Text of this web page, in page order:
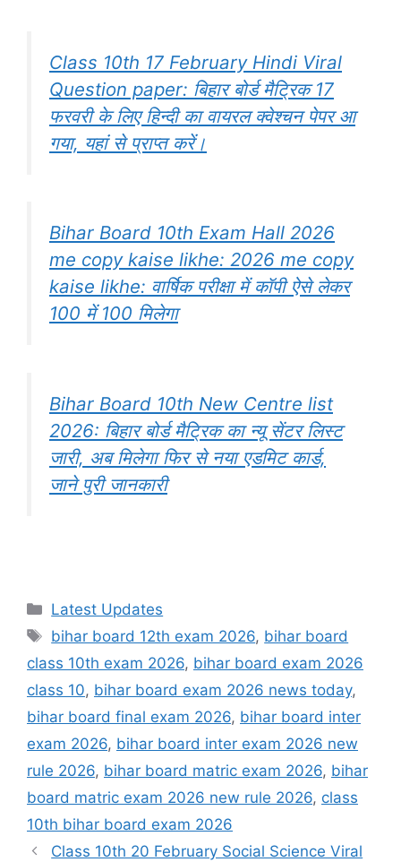
Class 10th 17 February Hindi Viral
Question paper: बिहार बोर्ड मैट्रिक 17
फरवरी के लिए हिन्दी का वायरल क्वेश्चन पेपर आ
गया, यहां से प्राप्त करें।
Bihar Board 10th Exam Hall 2026
me copy kaise likhe: 2026 me copy
kaise likhe: वार्षिक परीक्षा में कॉपी ऐसे लेकर
100 में 100 मिलेगा
Bihar Board 10th New Centre list
2026: बिहार बोर्ड मैट्रिक का न्यू सेंटर लिस्ट
जारी, अब मिलेगा फिर से नया एडमिट कार्ड,
जाने पुरी जानकारी
Categories
Latest Updates
Tags
bihar board 12th exam 2026, bihar board
class 10th exam 2026, bihar board exam 2026
class 10, bihar board exam 2026 news today,
bihar board final exam 2026, bihar board inter
exam 2026, bihar board inter exam 2026 new
rule 2026, bihar board matric exam 2026, bihar
board matric exam 2026 new rule 2026, class
10th bihar board exam 2026
Class 10th 20 February Social Science Viral